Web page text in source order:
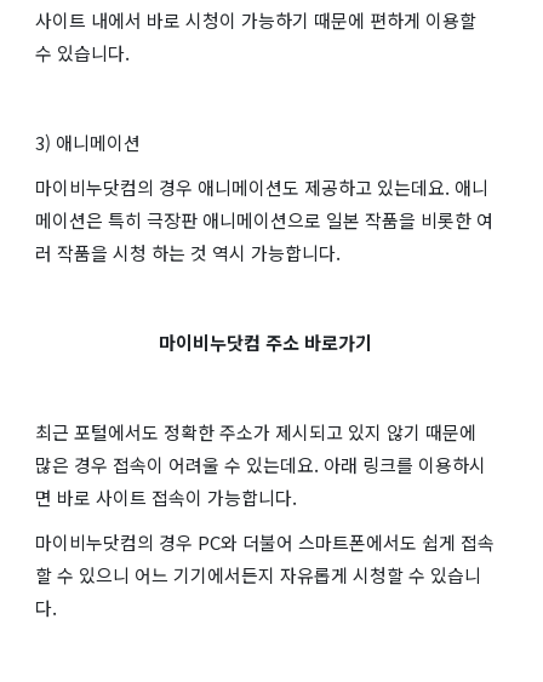
사이트 내에서 바로 시청이 가능하기 때문에 편하게 이용할
수 있습니다.
3) 애니메이션
마이비누닷컴의 경우 애니메이션도 제공하고 있는데요. 애니
메이션은 특히 극장판 애니메이션으로 일본 작품을 비롯한 여
러 작품을 시청 하는 것 역시 가능합니다.
마이비누닷컴 주소 바로가기
최근 포털에서도 정확한 주소가 제시되고 있지 않기 때문에
많은 경우 접속이 어려울 수 있는데요. 아래 링크를 이용하시
면 바로 사이트 접속이 가능합니다.
마이비누닷컴의 경우 PC와 더불어 스마트폰에서도 쉽게 접속
할 수 있으니 어느 기기에서든지 자유롭게 시청할 수 있습니
다.